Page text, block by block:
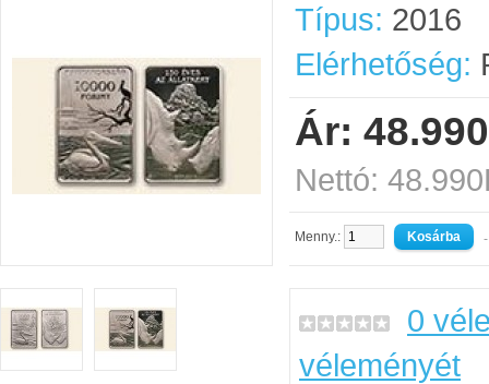
Típus: 2016
Elérhetőség:
Ár:
Nettó:
Menny.: -
0
véleményét